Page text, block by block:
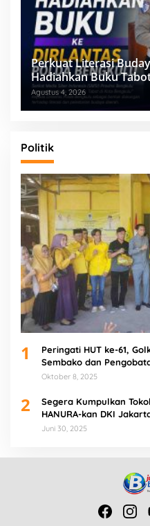
Perkuat Literasi
Hadiahkan Buku
Agustus 4, 2026
Politik
1
Peringati HUT ke-61,
Sembako dan
Oktober 8, 2025
2
Segera Kumpulkan
HANURA-kan DKI
Juni 30, 2025